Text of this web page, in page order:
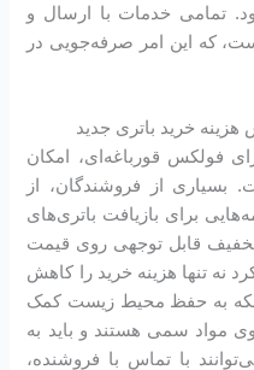
تمامی خدمات با ارسال و
که این امر صرفه‌جویی در
خرید باتری جدید
فولکس قورباغه‌ای، امکان
بسیاری از فروشندگان، از
برای بازیافت باتری‌های
تخفیف قابل توجهی روی قیمت
نه تنها هزینه خرید را کاهش
۲۰-۳۰ درصد – بلکه به حفظ محیط زیست کمک
مواد سمی هستند و باید به
با تماس با فروشنده،